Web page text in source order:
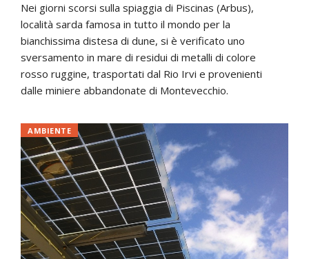
Nei giorni scorsi sulla spiaggia di Piscinas (Arbus),
località sarda famosa in tutto il mondo per la
bianchissima distesa di dune, si è verificato uno
sversamento in mare di residui di metalli di colore
rosso ruggine, trasportati dal Rio Irvi e provenienti
dalle miniere abbandonate di Montevecchio.
AMBIENTE